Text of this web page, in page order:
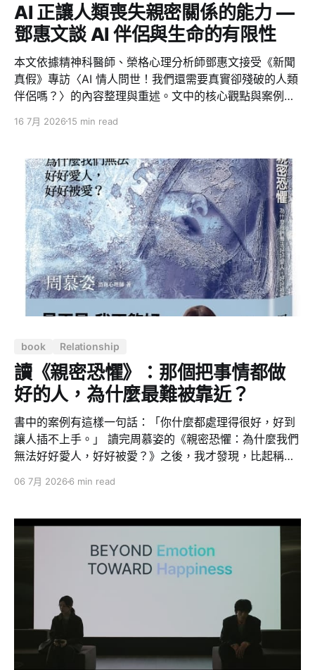
AI 正讓人類喪失親密關係的能力 —
鄧惠文談 AI 伴侶與生命的有限性
本文依據精神科醫師、榮格心理分析師鄧惠文接受《新聞
真假》專訪〈AI 情人問世！我們還需要真實卻殘破的人類
伴侶嗎？〉的內容整理與重述。文中的核心觀點與案例主
理，並非原創理論；若有理解或轉述上的差異，應以原始
道歉，甚至依照我們的偏好打造出理想人格，人類是否還
需要一個真實、有限，卻充滿缺陷的伴侶？ 鄧惠文在訪談
中提出一個值得警惕的觀察：人類可能不是失去了對陪伴
的需求，而是正在失去承受另一個真實主體的能力。我們
仍然渴望被理解、被安慰、被需要，卻越來越難接受伴侶
也有自己的情緒、自尊、限制與人生。 人工智慧伴侶的出
現，讓人類第一次有機會繞過親密關係中最麻煩的部分：
誤解、拒絕、衝突、羞恥、自尊、防衛與失望。 它可以隨
時回應，記住你的喜好，用最適合你的語氣安慰你；即使
回答錯誤，也能立刻道歉，不反駁、不翻舊帳，更不會因
觸感、
16 7月 2026 15 min read
book Relationship
讀《親密恐懼》：那個把事情都做
好的人，為什麼最難被靠近？
書中的案例有這樣一句話：「你什麼都處理得很好，好到
讓人插不上手。」 讀完周慕姿的《親密恐懼：為什麼我們
無法好好愛人，好好被愛？》之後，我才發現，比起稱
人明明渴望親密，卻總是在關係裡築牆。市面上談依附理
年」就結束了。但作者周慕姿多走了一步 — 她把整個機
制拆開來給你看：恐懼從哪裡來、怎麼觸發、觸發之後你
會做什麼、做了之後為什麼反而讓恐懼更深。 用我熟悉的
語言來說，這是一套監控系統（monitoring system）的
做過系統維運的人都知道一個惡夢：alert threshold 設錯
了。系統其實好好的，但警報一直響。半夜三點被叫醒，
衝去看 dashboard，什麼事都沒有。久了之後，你有兩種
下場 — 要嘛對所有警報麻木，要嘛活在永恆的焦慮裡。
06 7月 2026 6 min read